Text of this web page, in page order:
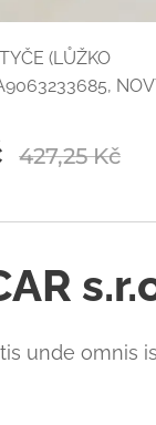
(LŮŽKO
427,25Kč
unde omnis